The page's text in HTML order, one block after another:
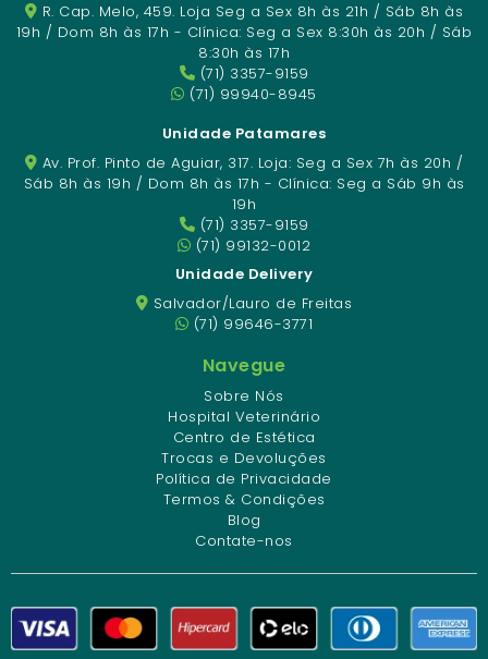
R. Cap. Melo, 459. Loja Seg a Sex 8h às 21h / Sáb 8h às
19h / Dom 8h às 17h - Clínica: Seg a Sex 8:30h às 20h / Sáb
8:30h às 17h
(71) 3357-9159
(71) 99940-8945
Unidade Patamares
Av. Prof. Pinto de Aguiar, 317. Loja: Seg a Sex 7h às 20h /
Sáb 8h às 19h / Dom 8h às 17h - Clínica: Seg a Sáb 9h às
19h
(71) 3357-9159
(71) 99132-0012
Unidade Delivery
Salvador/Lauro de Freitas
(71) 99646-3771
Navegue
Sobre Nós
Hospital Veterinário
Centro de Estética
Trocas e Devoluções
Política de Privacidade
Termos & Condições
Blog
Contate-nos